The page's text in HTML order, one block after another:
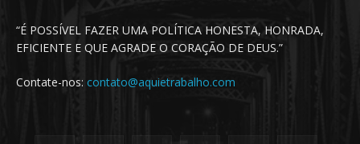
“É POSSÍVEL FAZER UMA POLÍTICA HONESTA, HONRADA,
EFICIENTE E QUE AGRADE O CORAÇÃO DE DEUS.”
Contate-nos: contato@aquietrabalho.com